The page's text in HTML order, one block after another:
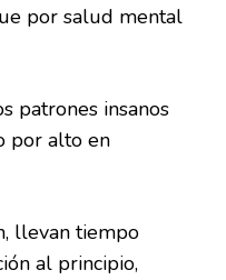
por salud mental
patrones insanos
por alto en
llevan tiempo
al principio,